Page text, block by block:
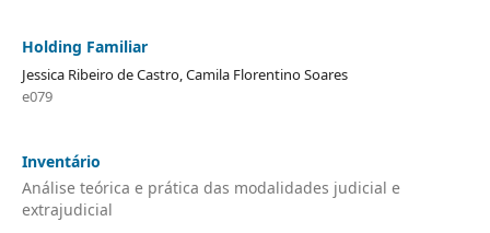
Holding Familiar
Jessica Ribeiro de Castro, Camila Florentino Soares
e079
Inventário
Análise teórica e prática das modalidades judicial e
extrajudicial